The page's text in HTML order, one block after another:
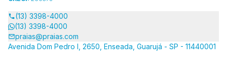
(13) 3398-4000
(13) 3398-4000
praias@praias.com
Avenida Dom Pedro I, 2650, Enseada, Guarujá - SP - 11440001